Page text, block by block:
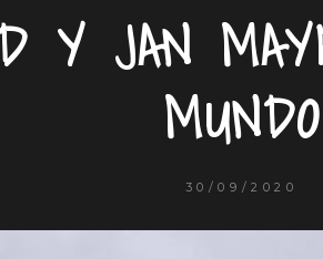
Y JAN
MUNDO
30/09/2020